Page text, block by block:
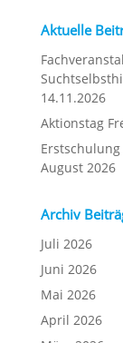
Aktuelle
14.11.2026
Aktionstag
August 2026
Archiv
Juli 2026
Juni 2026
Mai 2026
April 2026